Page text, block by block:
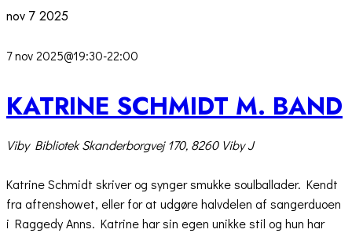
nov 7 2025
7 nov 2025@19:30-22:00
KATRINE SCHMIDT M. BAND
Viby BibliotekSkanderborgvej 170, 8260 Viby J
Katrine Schmidt skriver og synger smukke soulballader. Kendt
fra aftenshowet, eller for at udgøre halvdelen af sangerduoen
i Raggedy Anns. Katrine har sin egen unikke stil og hun har